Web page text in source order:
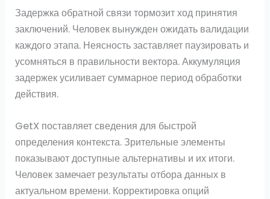
Задержка обратной связи тормозит ход принятия
заключений. Человек вынужден ожидать валидации
каждого этапа. Неясность заставляет паузировать и
усомняться в правильности вектора. Аккумуляция
задержек усиливает суммарное период обработки
действия.
GetX поставляет сведения для быстрой
определения контекста. Зрительные элементы
показывают доступные альтернативы и их итоги.
Человек замечает результаты отбора данных в
актуальном времени. Корректировка опций